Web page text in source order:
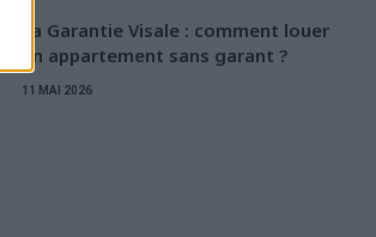
La Garantie Visale : comment louer
un appartement sans garant ?
11 MAI 2026